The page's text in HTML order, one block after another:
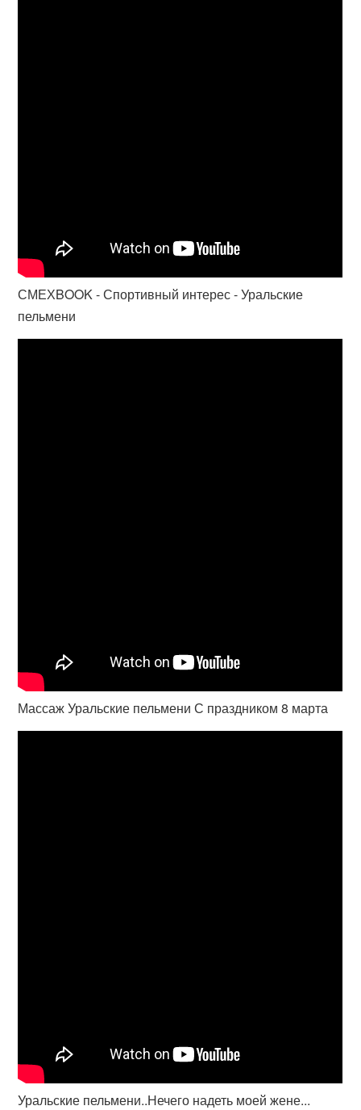
СМЕХBOOK - Спортивный интерес - Уральские
пельмени
Массаж Уральские пельмени С праздником 8 марта
Уральские пельмени..Нечего надеть моей жене...